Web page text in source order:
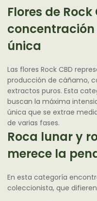
Flores de
única
Las flores Rock CBD
producción de cáñamo,
extractos puros. Esta
buscan la máxima
única que se extrae
de varias fases.
Roca lunar y
merece la
En esta categoría
coleccionista, que